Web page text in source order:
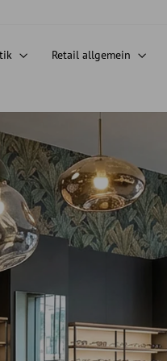
Retail allgemein